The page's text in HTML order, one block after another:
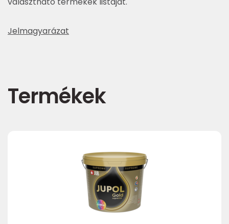
Jelmagyarázat
Termékek